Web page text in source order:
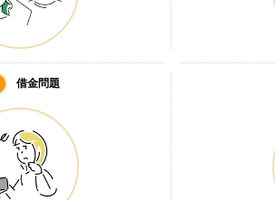
借金問題